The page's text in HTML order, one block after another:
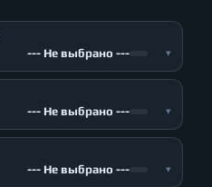
--- Не выбрано --- ▾
--- Не выбрано --- ▾
--- Не выбрано --- ▾